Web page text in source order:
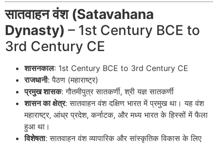
सातवाहन वंश (Satavahana
Dynasty) – 1st Century BCE to
3rd Century CE
शासनकाल: 1st Century BCE to 3rd Century CE
राजधानी: पैठण (महाराष्ट्र)
प्रमुख शासक: गौतमीपुत्र सातकर्णी, श्री यज्ञ सातकर्णी
शासन का क्षेत्र: सातवाहन वंश दक्षिण भारत में प्रमुख था। यह वंश
महाराष्ट्र, आंध्र प्रदेश, कर्नाटक, और मध्य भारत के हिस्सों में फैला
हुआ था।
विशेषता: सातवाहन वंश व्यापारिक और सांस्कृतिक विकास के लिए